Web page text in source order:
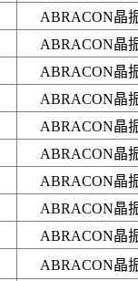
ABRACON晶
ABRACON晶
ABRACON晶
ABRACON晶
ABRACON晶
ABRACON晶
ABRACON晶
ABRACON晶
ABRACON晶
ABRACON晶